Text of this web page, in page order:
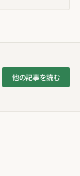
他の記事を読む